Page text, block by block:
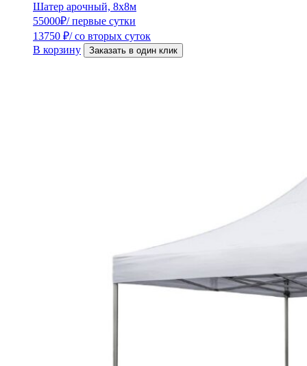
Шатер арочный, 8х8м
55000₽/ первые сутки
13750 ₽/ со вторых суток
В корзину
Заказать в один клик